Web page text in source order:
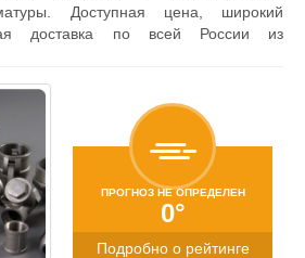
Доступная цена, широкий
доставка по всей России из
ПРОГНОЗ НЕ ОПРЕДЕЛЕН
0°
Подробно о рейтинге